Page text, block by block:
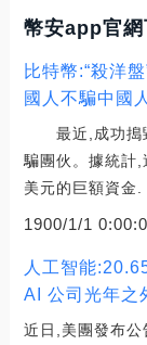
幣安app官網
比特幣:“殺洋
國人不騙中國
最近,成功搗毀
騙團伙。據統計
美元的巨額資金.
1900/1/1
人工智能
AI 公司光年之
近日,美團發布